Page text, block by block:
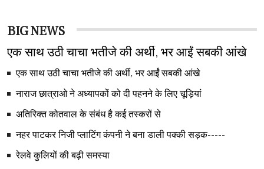
BIG NEWS
एक साथ उठी चाचा भतीजे की अर्थी, भर आईं सबकी आंखे
एक साथ उठी चाचा भतीजे की अर्थी, भर आईं सबकी आंखे
नाराज छात्राओ ने अध्यापकों को दी पहनने के लिए चूड़ियां
अतिरिक्त कोतवाल के संबंध है कई तस्करों से
नहर पाटकर निजी प्लाटिंग कंपनी ने बना डाली पक्की सड़क-----
रेलवे कुलियों की बढ़ी समस्या